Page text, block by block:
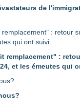
de
remplacement" :
et les émeutes qui